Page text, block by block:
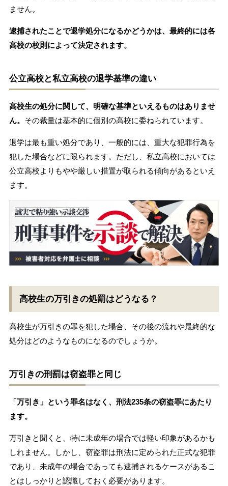
ません。
逮捕されたことで退学処分になるかどうかは、最終的には各
高校の校則によって決定されます。
公立高校と私立高校の退学基準の違い
高校生の処分に関して、明確な基準といえるものはありませ
ん。 その裁量は基本的に個別の高校に委ねられています。
退学は最も重い処分であり、一般的には、重大な犯罪行為を
犯した場合などに限られます。ただし、私立高校においては
公立高校よりもやや厳しい措置が取られる傾向があるといえ
ます。
高校生の万引きの処罰はどうなる？
高校生が万引きの罪を犯した場合、その後の流れや最終的な
処分はどのようなものになるのでしょうか。
万引きの刑罰は窃盗罪と同じ
「万引き」という罪名はなく、刑法235条の窃盗罪にあたり
ます。
万引きと聞くと、特に未成年の場合では軽い印象があるかも
しれません。しかし、窃盗罪は刑法に定められた正式な犯罪
であり、未成年の場合であっても逮捕されるケースがあるこ
とはしっかりと認識しておく必要があります。